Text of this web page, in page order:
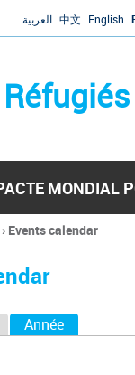
العربية 中文 English
MONDIAL
› Events calendar
Année